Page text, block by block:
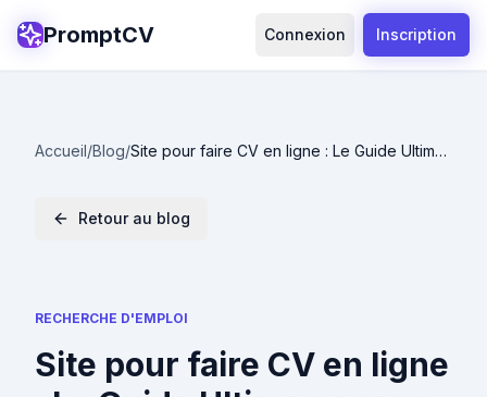
PromptCV Connexion Inscription
Accueil/Blog/Site pour faire CV en ligne : Le Guide Ultime
Retour au blog
RECHERCHE D'EMPLOI
Site pour faire CV en ligne